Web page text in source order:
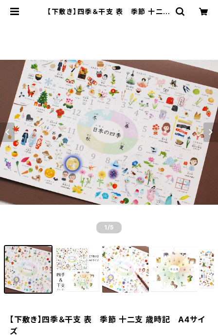
【下敷き】四季＆干支 表 季節 十二支
1 /5
【下敷き】四季＆干支 表 季節 十二支 歳時記 A4サイ
ズ